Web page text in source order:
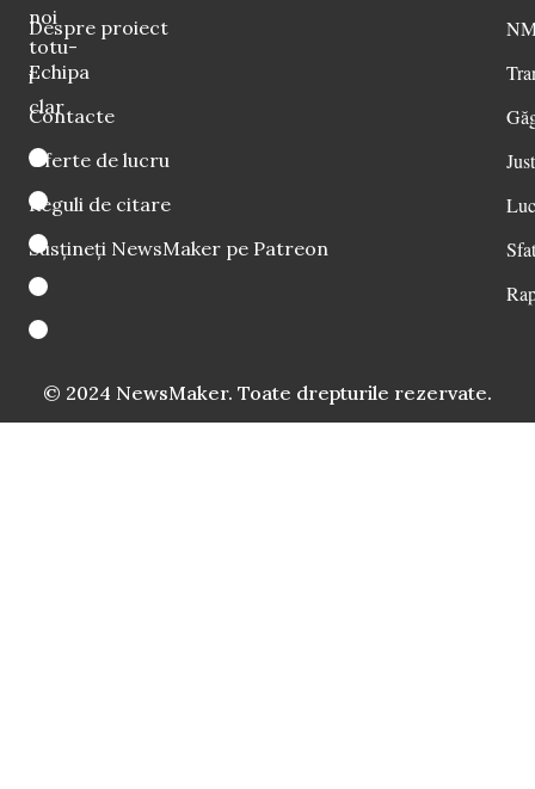
noi
totu-
i
clar
Despre proiect
Echipa
Contacte
Oferte de lucru
Reguli de citare
Susțineți NewsMaker pe Patreon
© 2024 NewsMaker. Toate drepturile rezervate.